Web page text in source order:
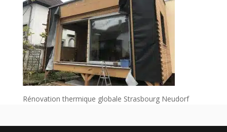
Rénovation thermique globale Strasbourg Neudorf